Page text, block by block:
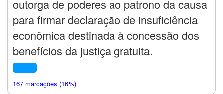
outorga de poderes ao patrono da causa
para firmar declaração de insuficiência
econômica destinada à concessão dos
benefícios da justiça gratuita.
167 marcações (16%)